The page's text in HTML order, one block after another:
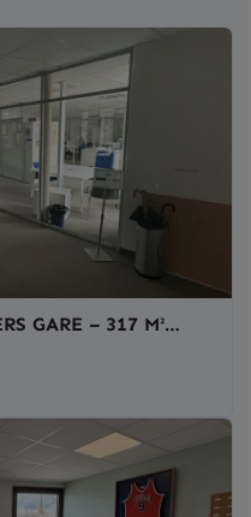
GARE – 317 M²
– ASCENSEUR –